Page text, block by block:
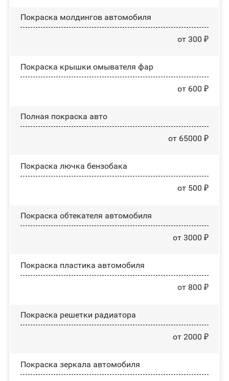
Покраска молдингов автомобиля
от 300 ₽
Покраска крышки омывателя фар
от 600 ₽
Полная покраска авто
от 65000 ₽
Покраска лючка бензобака
от 500 ₽
Покраска обтекателя автомобиля
от 3000 ₽
Покраска пластика автомобиля
от 800 ₽
Покраска решетки радиатора
от 2000 ₽
Покраска зеркала автомобиля